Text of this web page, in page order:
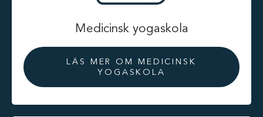
Medicinsk yogaskola
LÄS MER OM MEDICINSK
YOGASKOLA